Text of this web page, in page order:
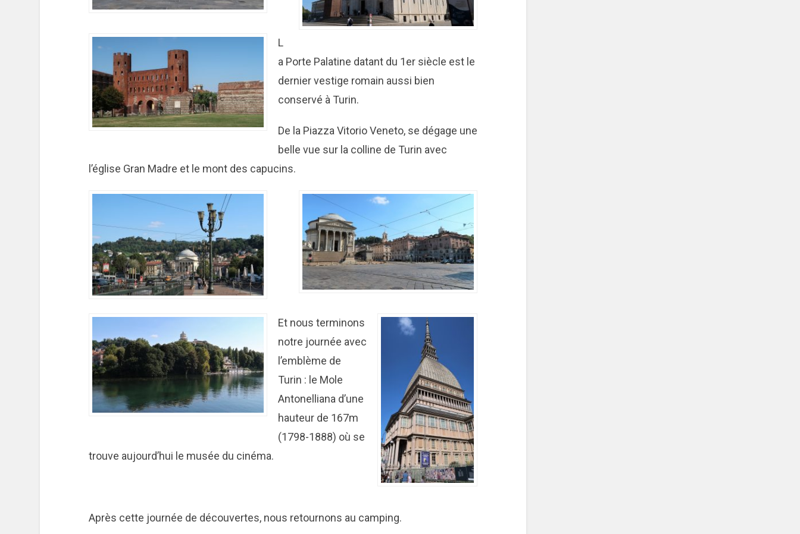
L
a Porte Palatine datant du 1er siècle est le
dernier vestige romain aussi bien
conservé à Turin.
De la Piazza Vitorio Veneto, se dégage une
belle vue sur la colline de Turin avec
l’église Gran Madre et le mont des capucins.
Et nous terminons
notre journée avec
l’emblème de
Turin : le Mole
Antonelliana d’une
hauteur de 167m
(1798-1888) où se
trouve aujourd’hui le musée du cinéma.
Après cette journée de découvertes, nous retournons au camping.